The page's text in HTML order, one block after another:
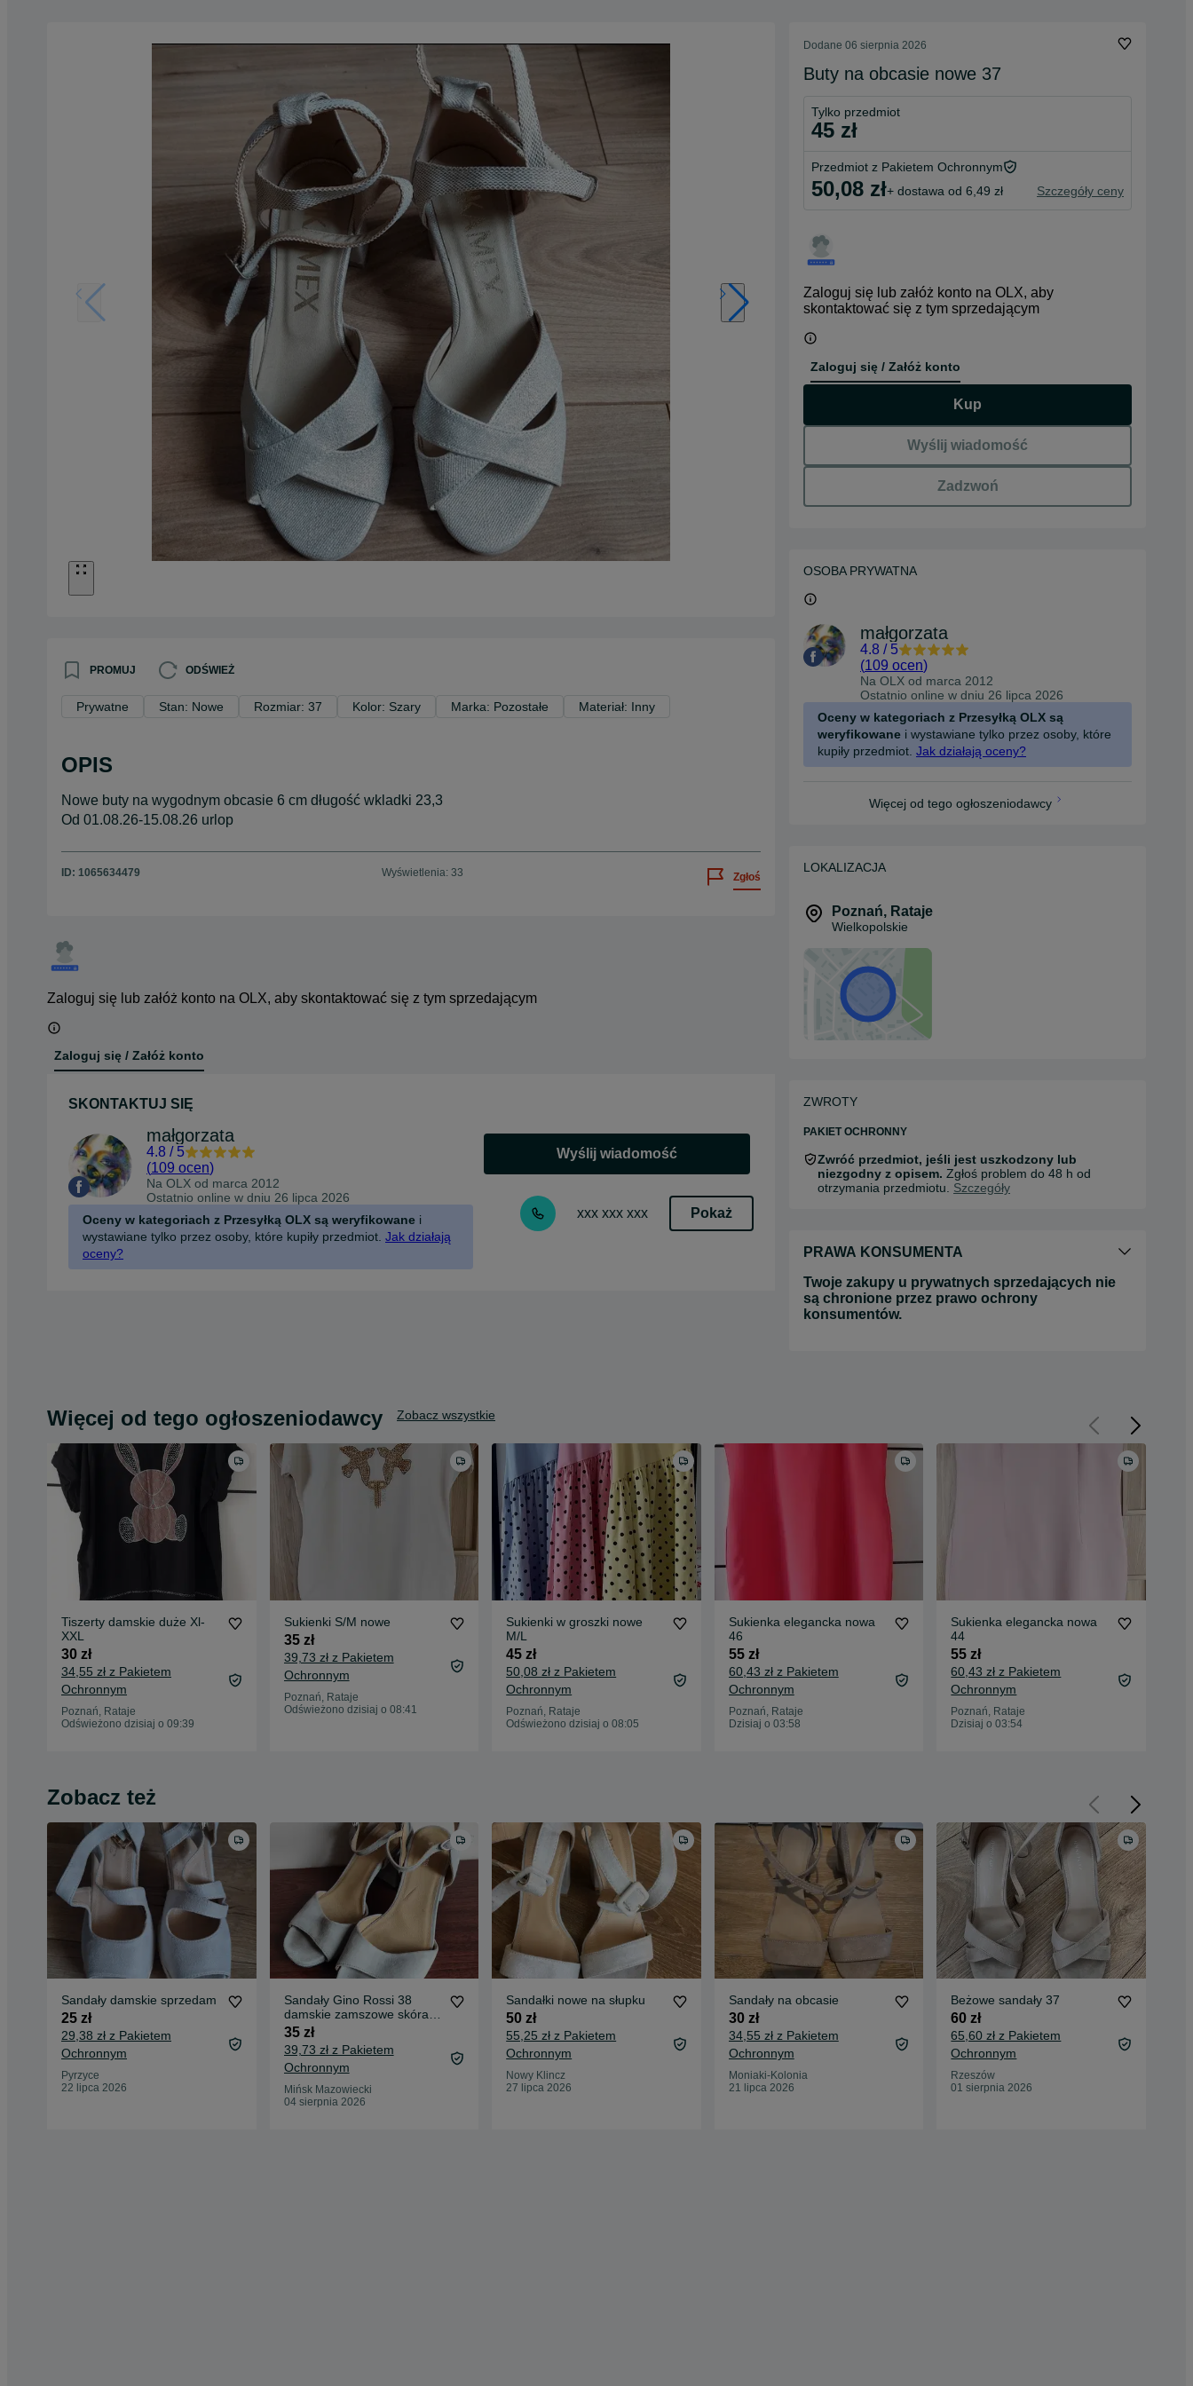
PROMUJ ODŚWIEŻ
Prywatne Stan: Nowe Rozmiar: 37 Kolor: Szary Marka: Pozostałe Materiał: Inny
OPIS
Nowe buty na wygodnym obcasie 6 cm długość wkladki 23,3
Od 01.08.26-15.08.26 urlop
ID: 1065634479 Wyświetlenia: 33 Zgłoś
Zaloguj się lub załóż konto na OLX, aby skontaktować się z tym sprzedającym
Zaloguj się / Załóż konto
SKONTAKTUJ SIĘ
małgorzata
4.8 / 5
(109 ocen)
Na OLX od marca 2012
Ostatnio online w dniu 26 lipca 2026
Oceny w kategoriach z Przesyłką OLX są weryfikowane i
wystawiane tylko przez osoby, które kupiły przedmiot. Jak działają
oceny?
Wyślij wiadomość
xxx xxx xxx Pokaż
Dodane 06 sierpnia 2026
Buty na obcasie nowe 37
Tylko przedmiot
45 zł
Przedmiot z Pakietem Ochronnym
50,08 zł+ dostawa od 6,49 zł Szczegóły ceny
Zaloguj się lub załóż konto na OLX, aby
skontaktować się z tym sprzedającym
Zaloguj się / Załóż konto
Kup
Wyślij wiadomość
Zadzwoń
OSOBA PRYWATNA
małgorzata
4.8 / 5
(109 ocen)
Na OLX od marca 2012
Ostatnio online w dniu 26 lipca 2026
Oceny w kategoriach z Przesyłką OLX są
weryfikowane i wystawiane tylko przez osoby, które
kupiły przedmiot. Jak działają oceny?
Więcej od tego ogłoszeniodawcy
LOKALIZACJA
Poznań, Rataje
Wielkopolskie
ZWROTY
PAKIET OCHRONNY
Zwróć przedmiot, jeśli jest uszkodzony lub
niezgodny z opisem. Zgłoś problem do 48 h od
otrzymania przedmiotu. Szczegóły
PRAWA KONSUMENTA
Twoje zakupy u prywatnych sprzedających nie
są chronione przez prawo ochrony
konsumentów.
Więcej od tego ogłoszeniodawcy Zobacz wszystkie
Tiszerty damskie duże Xl-
XXL
30 zł
34,55 zł z Pakietem
Ochronnym
Poznań, Rataje
Odświeżono dzisiaj o 09:39
Sukienki S/M nowe
35 zł
39,73 zł z Pakietem
Ochronnym
Poznań, Rataje
Odświeżono dzisiaj o 08:41
Sukienki w groszki nowe
M/L
45 zł
50,08 zł z Pakietem
Ochronnym
Poznań, Rataje
Odświeżono dzisiaj o 08:05
Sukienka elegancka nowa
46
55 zł
60,43 zł z Pakietem
Ochronnym
Poznań, Rataje
Dzisiaj o 03:58
Sukienka elegancka nowa
44
55 zł
60,43 zł z Pakietem
Ochronnym
Poznań, Rataje
Dzisiaj o 03:54
Zobacz też
Sandały damskie sprzedam
25 zł
29,38 zł z Pakietem
Ochronnym
Pyrzyce
22 lipca 2026
Sandały Gino Rossi 38
damskie zamszowe skóra
naturalna
35 zł
39,73 zł z Pakietem
Ochronnym
Mińsk Mazowiecki
04 sierpnia 2026
Sandałki nowe na słupku
50 zł
55,25 zł z Pakietem
Ochronnym
Nowy Klincz
27 lipca 2026
Sandały na obcasie
30 zł
34,55 zł z Pakietem
Ochronnym
Moniaki-Kolonia
21 lipca 2026
Beżowe sandały 37
60 zł
65,60 zł z Pakietem
Ochronnym
Rzeszów
01 sierpnia 2026